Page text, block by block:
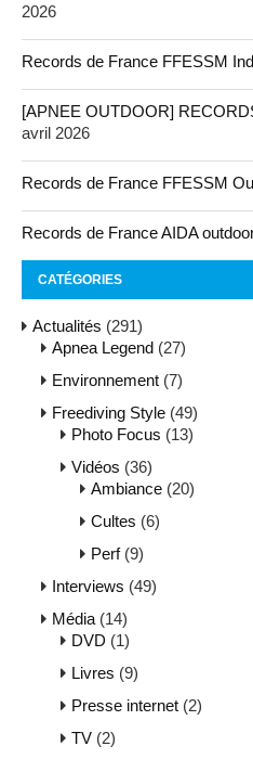
2026
Records de France FFESSM
[APNEE OUTDOOR]
avril 2026
Records de France FFESSM
Records de France AIDA
CATÉGORIES
Actualités (291)
Apnea Legend (27)
Environnement (7)
Freediving Style (49)
Photo Focus (13)
Vidéos (36)
Ambiance (20)
Cultes (6)
Perf(9)
Interviews (49)
Média (14)
DVD (1)
Livres (9)
Presse internet (2)
TV (2)